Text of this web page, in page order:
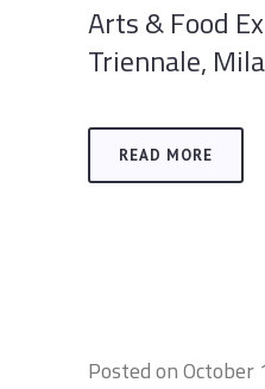
Arts & Food
Triennale,
READ MORE
Posted onOctober